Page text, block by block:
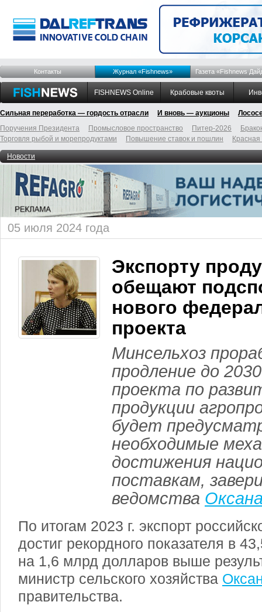
Контакты Журнал «Fishnews» Газета «Fishnews
FISHNEWS Online Крабовые квоты
Сильная переработка — гордость отрасли И вновь — аукционы
Поручения Президента
Промысловое пространство Питер-2026
Торговля рыбой и морепродуктами
Повышение ставок и пошлин
Новости
05 июля 2024 года
Экспорту
обещают
нового
проекта
Минсельхоз
продление до
проекта по
продукции
будет
необходимые
достижения
поставкам,
ведомства
По итогам 2023 г. экспорт
достиг рекордного показателя в
на 1,6 млрд долларов выше
министр сельского хозяйства
правительства.